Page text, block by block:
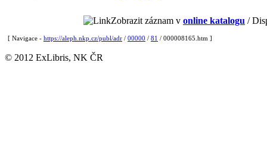
Zobrazit záznam v online katalogu /
[ Navigace - https://aleph.nkp.cz/publ/adr / 00000 / 81 / 000008165.htm ]
© 2012 ExLibris, NK ČR